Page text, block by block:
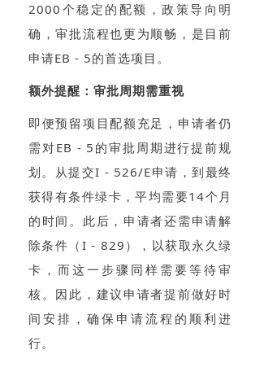
2000个稳定的配额，政策导向明
确，审批流程也更为顺畅，是目前
申请EB - 5的首选项目。
额外提醒：审批周期需重视
即便预留项目配额充足，申请者仍
需对EB - 5的审批周期进行提前规
划。从提交I - 526/E申请，到最终
获得有条件绿卡，平均需要14个月
的时间。此后，申请者还需申请解
除条件（I - 829），以获取永久绿
卡，而这一步骤同样需要等待审
核。因此，建议申请者提前做好时
间安排，确保申请流程的顺利进
行。